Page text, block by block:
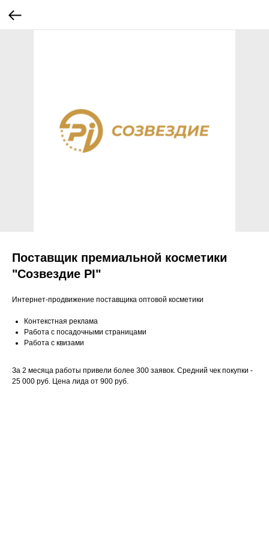
Поставщик премиальной косметики
"Созвездие PI"
Интернет-продвижение поставщика оптовой косметики
Контекстная реклама
Работа с посадочными страницами
Работа с квизами
За 2 месяца работы привели более 300 заявок. Средний чек покупки -
25 000 руб. Цена лида от 900 руб.